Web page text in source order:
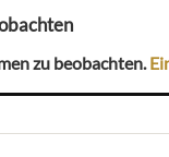
zu beobachten.